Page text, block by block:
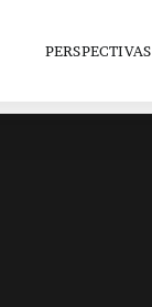
PERSPECTIVAS